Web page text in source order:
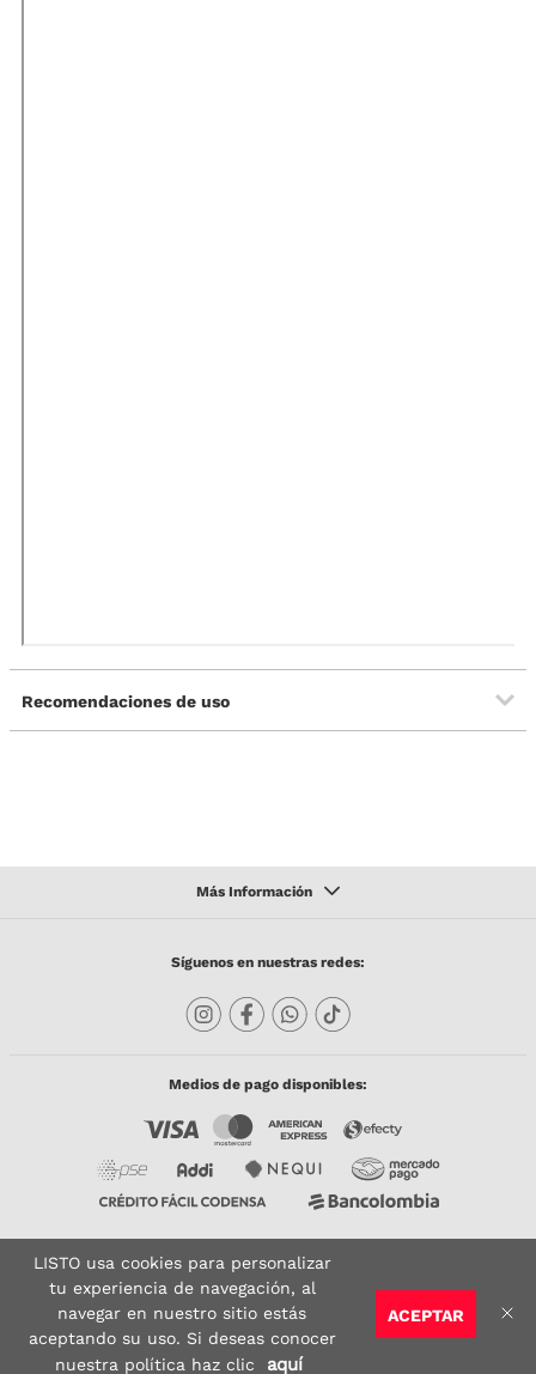
AGREGAR AL CARRITO
Recomendaciones de uso
Síguenos en nuestras redes:
Medios de pago disponibles:
Copyright © 2023 TODACO S.A.S. Listo Mundo Cerámico. All Rights Reserved. Powered
by
Sitio seguro: Vigilado por: Certificado:
ACEPTAR
LISTO usa cookies para personalizar
tu experiencia de navegación, al
navegar en nuestro sitio estás
aceptando su uso. Si deseas conocer
nuestra política haz clic
aquí